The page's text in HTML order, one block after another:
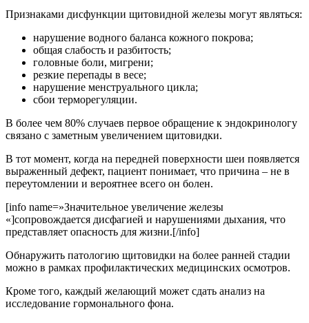
Признаками дисфункции щитовидной железы могут являться:
нарушение водного баланса кожного покрова;
общая слабость и разбитость;
головные боли, мигрени;
резкие перепады в весе;
нарушение менструального цикла;
сбои терморегуляции.
В более чем 80% случаев первое обращение к эндокринологу
связано с заметным увеличением щитовидки.
В тот момент, когда на передней поверхности шеи появляется
выраженный дефект, пациент понимает, что причина – не в
переутомлении и вероятнее всего он болен.
[info name=»Значительное увеличение железы
«]сопровождается дисфагией и нарушениями дыхания, что
представляет опасность для жизни.[/info]
Обнаружить патологию щитовидки на более ранней стадии
можно в рамках профилактических медицинских осмотров.
Кроме того, каждый желающий может сдать анализ на
исследование гормонального фона.